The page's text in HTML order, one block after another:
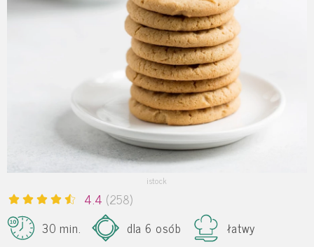
istock
4.4 (258)
30 min.
dla 6 osób łatwy